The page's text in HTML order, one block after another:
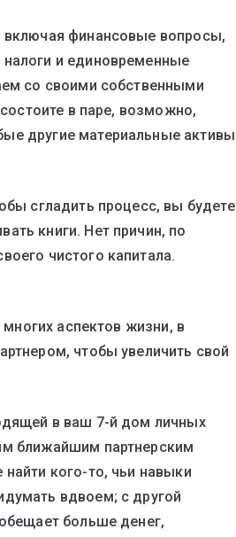
включая финансовые вопросы,
и единовременные
со своими собственными
в паре, возможно,
другие материальные активы
сгладить процесс, вы будете
книги. Нет причин, по
чистого капитала.
аспектов жизни, в
чтобы увеличить свой
в ваш 7-й дом личных
ближайшим партнерским
кого-то, чьи навыки
вдвоем; с другой
больше денег,